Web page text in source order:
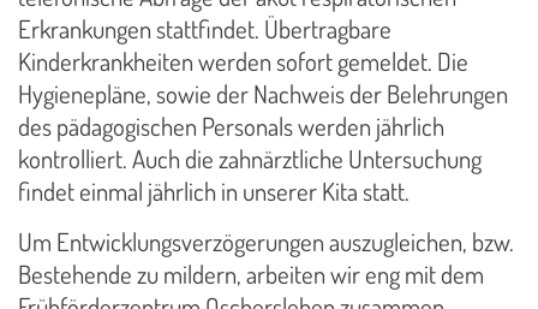
Erkrankungen stattfindet. Übertragbare
Kinderkrankheiten werden sofort gemeldet. Die
Hygienepläne, sowie der Nachweis der Belehrungen
des pädagogischen Personals werden jährlich
kontrolliert. Auch die zahnärztliche Untersuchung
findet einmal jährlich in unserer Kita statt.
Um Entwicklungsverzögerungen auszugleichen, bzw.
Bestehende zu mildern, arbeiten wir eng mit dem